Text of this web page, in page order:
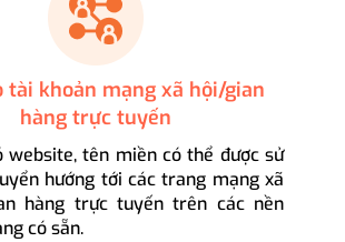
tài khoản mạng xã hội/gian
hàng trực tuyến
website, tên miền có thể được sử
hướng tới các trang mạng xã
hàng trực tuyến trên các nền
có sẵn.